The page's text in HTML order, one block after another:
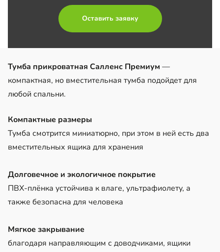
Оставить заявку
Тумба прикроватная Салленс Премиум —
компактная, но вместительная тумба подойдет для
любой спальни.
Компактные размеры
Тумба смотрится миниатюрно, при этом в ней есть два
вместительных ящика для хранения
Долговечное и экологичное покрытие
ПВХ-плёнка устойчива к влаге, ультрафиолету, а
также безопасна для человека
Мягкое закрывание
благодаря направляющим с доводчиками, ящики